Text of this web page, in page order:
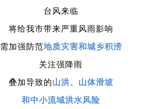
台风来临
将给我市带来严重风雨影响
需加强防范地质灾害和城乡积涝
关注强降雨
叠加导致的山洪、山体滑坡
和中小流域洪水风险